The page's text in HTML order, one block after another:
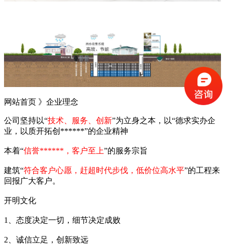
网站首页 》 企业理念
公司坚持以“技术、服务、创新”为立身之本，以“德求实办企
业，以质开拓创******”的企业精神
本着“信誉******，客户至上”的服务宗旨
建筑“符合客户心愿，赶超时代步伐，低价位高水平”的工程来
回报广大客户。
开明文化
1、态度决定一切，细节决定成败
2、诚信立足，创新致远